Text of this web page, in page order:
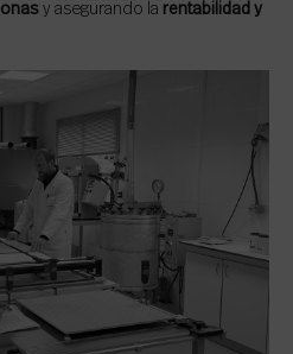
y asegurando la rentabilidad y